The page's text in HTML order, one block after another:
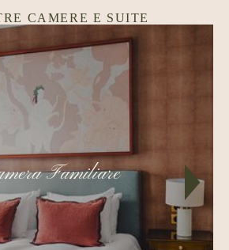
CAMERE E SUITE
Familiare